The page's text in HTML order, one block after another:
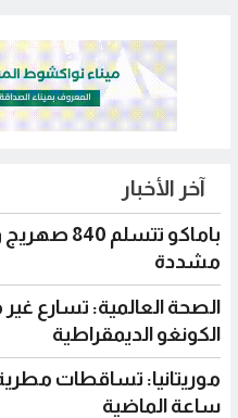
آخر الأخبار
باماكو
مشددة
الصحة العالمية: تسارع
الكونغو الديمقراطية
ساعة الماضية